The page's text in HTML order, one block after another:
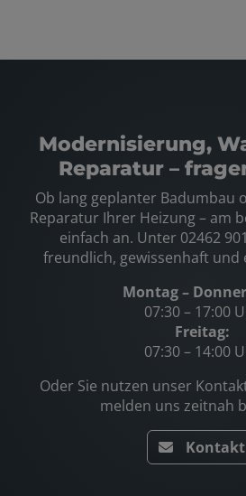
Modernisierung,
Reparatur –
Ob lang geplanter Badumbau
Reparatur Ihrer Heizung– am
einfach an. Unter 02462
freundlich, gewissenhaft und
Montag –
07:30 – 17:00
Freitag:
07:30 – 14:00
Oder Sie nutzen unser
melden uns zeitnah
Kontakt